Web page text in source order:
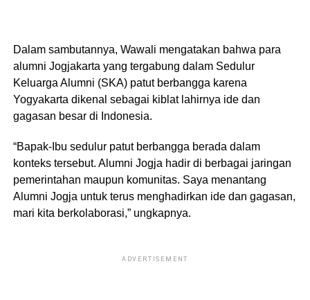
Dalam sambutannya, Wawali mengatakan bahwa para
alumni Jogjakarta yang tergabung dalam Sedulur
Keluarga Alumni (SKA) patut berbangga karena
Yogyakarta dikenal sebagai kiblat lahirnya ide dan
gagasan besar di Indonesia.
“Bapak-Ibu sedulur patut berbangga berada dalam
konteks tersebut. Alumni Jogja hadir di berbagai jaringan
pemerintahan maupun komunitas. Saya menantang
Alumni Jogja untuk terus menghadirkan ide dan gagasan,
mari kita berkolaborasi,” ungkapnya.
ADVERTISEMENT